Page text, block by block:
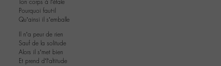
Ton corps à l’étale
Pourquoi faut-il
Qu’ainsi il s’emballe
Il n’a peur de rien
Sauf de la solitude
Alors il s’met bien
Et prend d’l’altitude